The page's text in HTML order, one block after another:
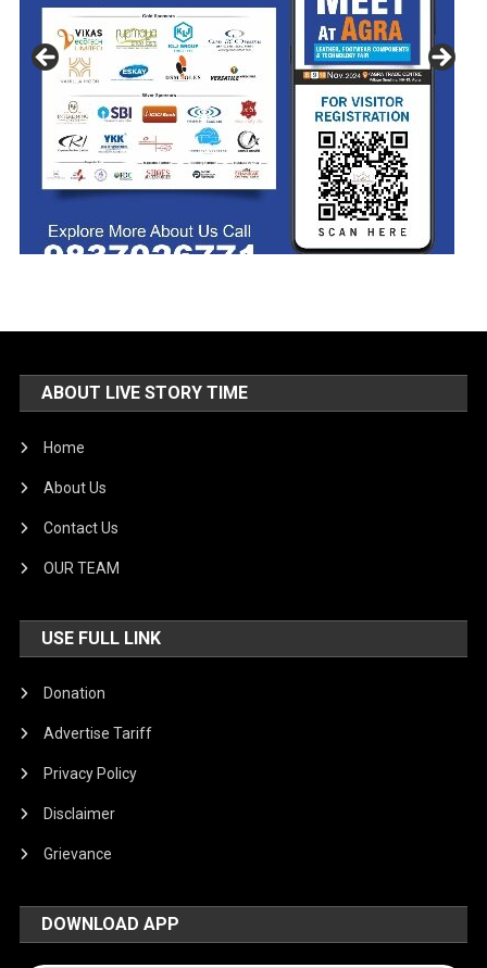
ABOUT LIVE STORY TIME
Home
About Us
Contact Us
OUR TEAM
USE FULL LINK
Donation
Advertise Tariff
Privacy Policy
Disclaimer
Grievance
DOWNLOAD APP